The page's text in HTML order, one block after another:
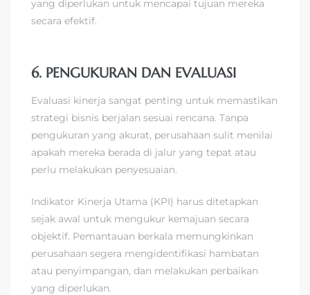
yang diperlukan untuk mencapai tujuan mereka
secara efektif.
6. PENGUKURAN DAN EVALUASI
Evaluasi kinerja sangat penting untuk memastikan
strategi bisnis berjalan sesuai rencana. Tanpa
pengukuran yang akurat, perusahaan sulit menilai
apakah mereka berada di jalur yang tepat atau
perlu melakukan penyesuaian.
Indikator Kinerja Utama (KPI) harus ditetapkan
sejak awal untuk mengukur kemajuan secara
objektif. Pemantauan berkala memungkinkan
perusahaan segera mengidentifikasi hambatan
atau penyimpangan, dan melakukan perbaikan
yang diperlukan.